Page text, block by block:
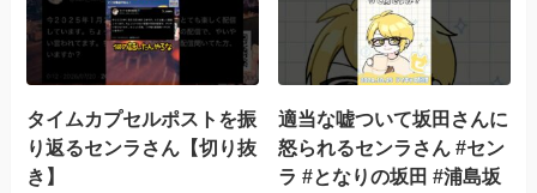
タイムカプセルポストを振
り返るセンラさん【切り抜
き】
適当な嘘ついて坂田さんに
怒られるセンラさん #セン
ラ #となりの坂田 #浦島坂